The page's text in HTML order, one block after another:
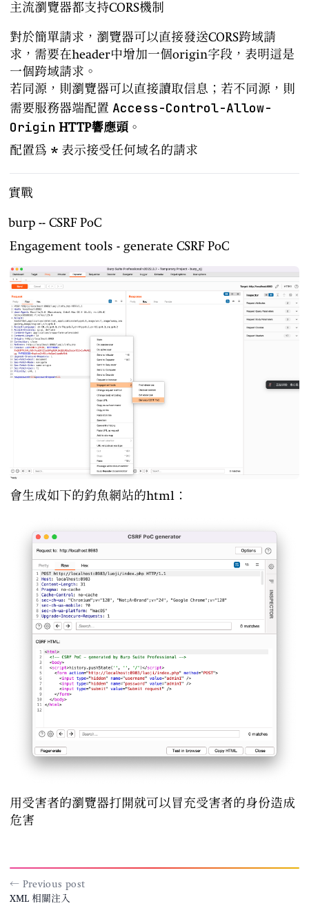
主流瀏覽器都支持CORS機制
對於簡單請求，瀏覽器可以直接發送CORS跨域請
求，需要在header中增加一個origin字段，表明這是
一個跨域請求。
若同源，則瀏覽器可以直接讀取信息；若不同源，則
需要服務器端配置 Access-Control-Allow-
Origin HTTP響應頭 。
配置為 * 表示接受任何域名的請求
實戰
burp -- CSRF PoC
Engagement tools - generate CSRF PoC
會生成如下的釣魚網站的html：
用受害者的瀏覽器打開就可以冒充受害者的身份造成
危害
← Previous post
XML 相關注入